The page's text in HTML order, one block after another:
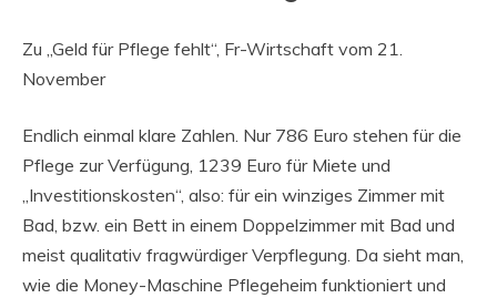
Zu „Geld für Pflege fehlt“, Fr-Wirtschaft vom 21.
November
Endlich einmal klare Zahlen. Nur 786 Euro stehen für die
Pflege zur Verfügung, 1239 Euro für Miete und
„Investitionskosten“, also: für ein winziges Zimmer mit
Bad, bzw. ein Bett in einem Doppelzimmer mit Bad und
meist qualitativ fragwürdiger Verpflegung. Da sieht man,
wie die Money-Maschine Pflegeheim funktioniert und